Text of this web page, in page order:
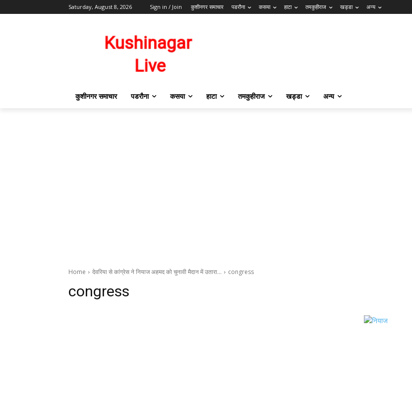
Saturday, August 8, 2026 Sign in / Join कुशीनगर समाचार पडरौना कसया हाटा तमकुहीराज खड्डा अन्य
कुशीनगर समाचार पडरौना कसया हाटा तमकुहीराज खड्डा अन्य
Home देवरिया से कांग्रेस ने नियाज अहमद को चुनावी मैदान में उतारा… congress
congress